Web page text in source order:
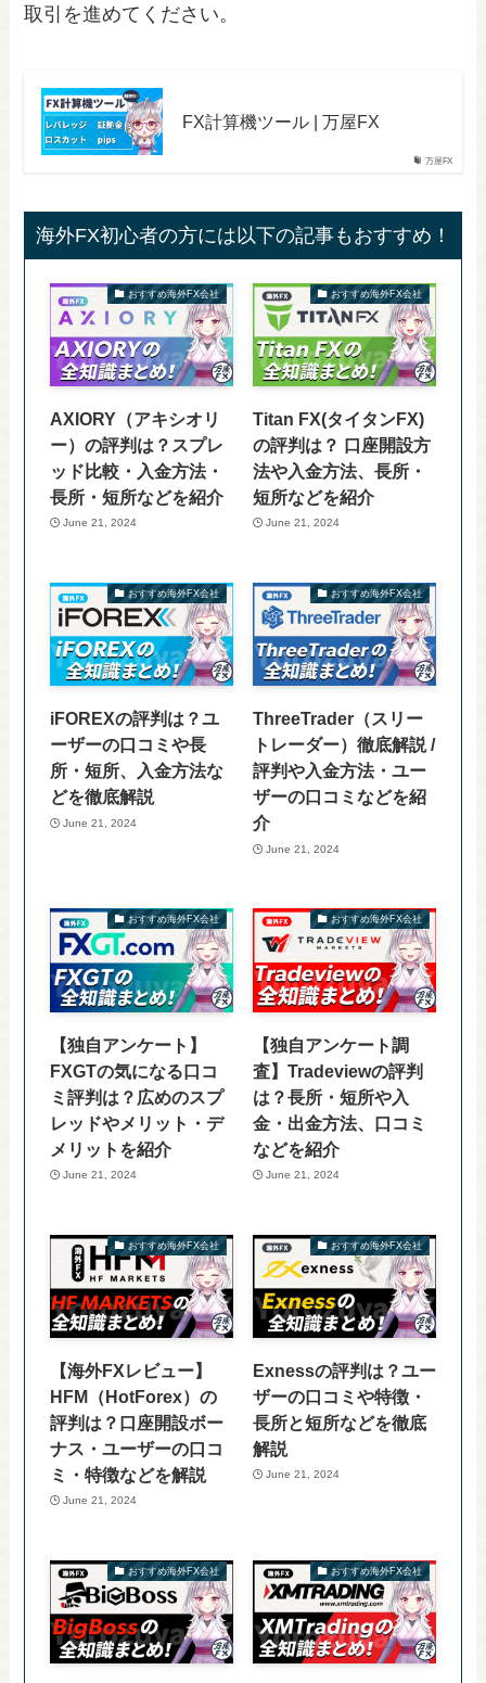
取引を進めてください。
万屋FX
FX計算機ツール | 万屋FX
海外FX初心者の方には以下の記事もおすすめ！
おすすめ海外FX会社
AXIORY（アキシオリ
ー）の評判は？スプレ
ッド比較・入金方法・
長所・短所などを紹介
June 21, 2024
おすすめ海外FX会社
Titan FX(タイタンFX)
の評判は？ 口座開設方
法や入金方法、長所・
短所などを紹介
June 21, 2024
おすすめ海外FX会社
iFOREXの評判は？ユ
ーザーの口コミや長
所・短所、入金方法な
どを徹底解説
June 21, 2024
おすすめ海外FX会社
ThreeTrader（スリー
トレーダー）徹底解説 /
評判や入金方法・ユー
ザーの口コミなどを紹
介
June 21, 2024
おすすめ海外FX会社
【独自アンケート】
FXGTの気になる口コ
ミ評判は？広めのスプ
レッドやメリット・デ
メリットを紹介
June 21, 2024
おすすめ海外FX会社
【独自アンケート調
査】Tradeviewの評判
は？長所・短所や入
金・出金方法、口コミ
などを紹介
June 21, 2024
おすすめ海外FX会社
【海外FXレビュー】
HFM（HotForex）の
評判は？口座開設ボー
ナス・ユーザーの口コ
ミ・特徴などを解説
June 21, 2024
おすすめ海外FX会社
Exnessの評判は？ユー
ザーの口コミや特徴・
長所と短所などを徹底
解説
June 21, 2024
おすすめ海外FX会社 おすすめ海外FX会社